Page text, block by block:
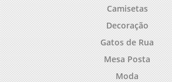
Camisetas
Decoração
Gatos de Rua
Mesa Posta
Moda